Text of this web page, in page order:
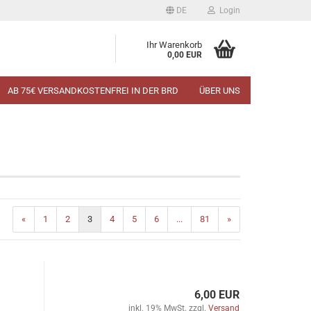
DE Login
Ihr Warenkorb
0,00 EUR
AB 75€ VERSANDKOSTENFREI IN DER BRD ÜBER UNS
« 1 2 3 4 5 6 ... 81 »
6,00 EUR
inkl. 19% MwSt. zzgl. Versand